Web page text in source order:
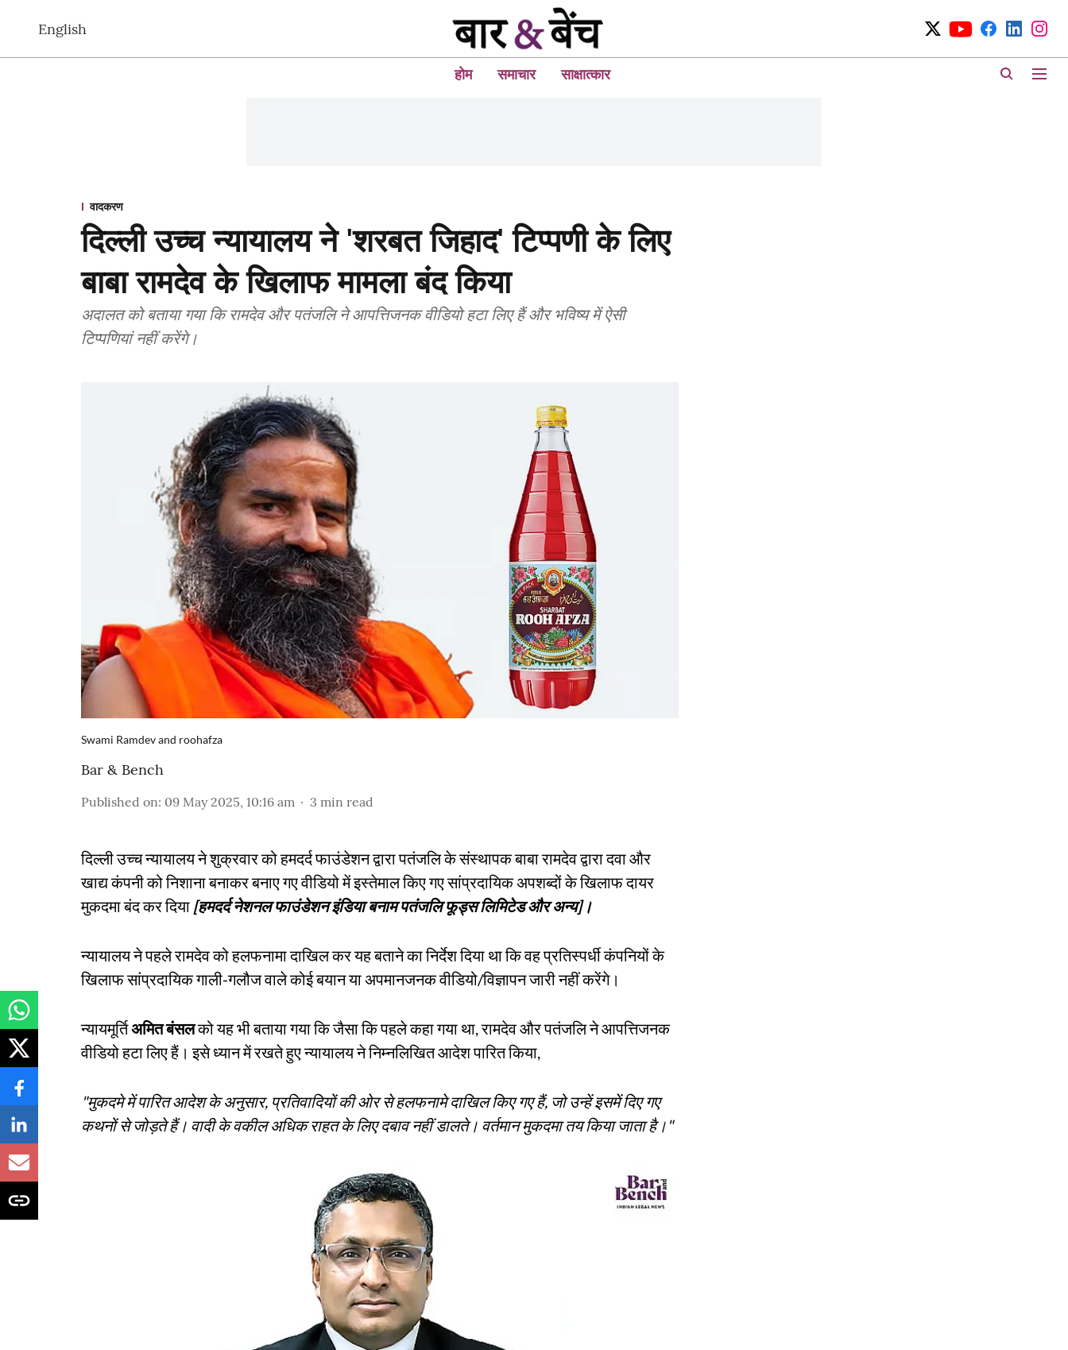
English
होम समाचार साक्षात्कार
वादकरण
दिल्ली उच्च न्यायालय ने 'शरबत जिहाद' टिप्पणी के लिए
बाबा रामदेव के खिलाफ मामला बंद किया
अदालत को बताया गया कि रामदेव और पतंजलि ने आपत्तिजनक वीडियो हटा लिए हैं और भविष्य में ऐसी
टिप्पणियां नहीं करेंगे।
Swami Ramdev and roohafza
Bar & Bench
Published on: 09 May 2025, 10:16 am 3 min read
दिल्ली उच्च न्यायालय ने शुक्रवार को हमदर्द फाउंडेशन द्वारा पतंजलि के संस्थापक बाबा रामदेव द्वारा दवा और
खाद्य कंपनी को निशाना बनाकर बनाए गए वीडियो में इस्तेमाल किए गए सांप्रदायिक अपशब्दों के खिलाफ दायर
मुकदमा बंद कर दिया [हमदर्द नेशनल फाउंडेशन इंडिया बनाम पतंजलि फूड्स लिमिटेड और अन्य]।
न्यायालय ने पहले रामदेव को हलफनामा दाखिल कर यह बताने का निर्देश दिया था कि वह प्रतिस्पर्धी कंपनियों के
खिलाफ सांप्रदायिक गाली-गलौज वाले कोई बयान या अपमानजनक वीडियो/विज्ञापन जारी नहीं करेंगे।
न्यायमूर्तिअमित बंसलको यह भी बताया गया कि जैसा कि पहले कहा गया था, रामदेव और पतंजलि ने आपत्तिजनक
वीडियो हटा लिए हैं। इसे ध्यान में रखते हुए न्यायालय ने निम्नलिखित आदेश पारित किया,
"मुकदमे में पारित आदेश के अनुसार, प्रतिवादियों की ओर से हलफनामे दाखिल किए गए हैं, जो उन्हें इसमें दिए गए
कथनों से जोड़ते हैं। वादी के वकील अधिक राहत के लिए दबाव नहीं डालते। वर्तमान मुकदमा तय किया जाता है।"